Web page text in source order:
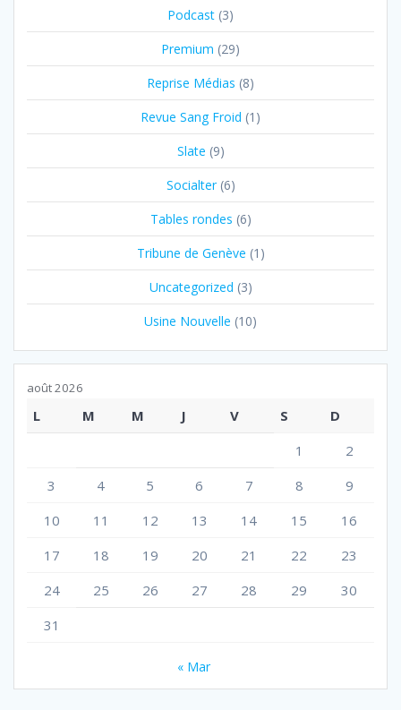
Podcast (3)
Premium (29)
Reprise Médias (8)
Revue Sang Froid (1)
Slate (9)
Socialter(6)
Tables rondes (6)
Tribune de Genève (1)
Uncategorized (3)
Usine Nouvelle (10)
août 2026
L M M J V S
D
1
2
3
4 5 6 7 8
9
10
11 12 13 14 15
16
17
18 19 20 21 22
23
24
25 26 27 28 29
30
31
« Mar